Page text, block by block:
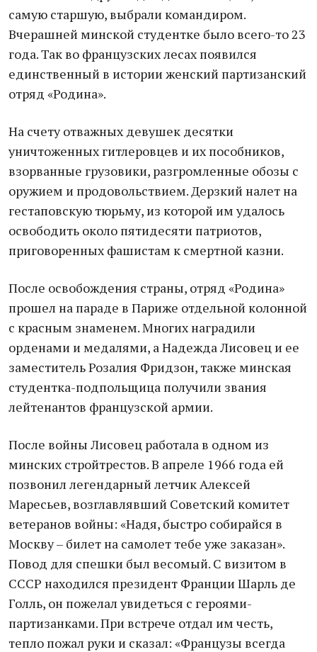
самую старшую, выбрали командиром.
Вчерашней минской студентке было всего-то 23
года. Так во французских лесах появился
единственный в истории женский партизанский
отряд «Родина».
На счету отважных девушек десятки
уничтоженных гитлеровцев и их пособников,
взорванные грузовики, разгромленные обозы с
оружием и продовольствием. Дерзкий налет на
гестаповскую тюрьму, из которой им удалось
освободить около пятидесяти патриотов,
приговоренных фашистам к смертной казни.
После освобождения страны, отряд «Родина»
прошел на параде в Париже отдельной колонной
с красным знаменем. Многих наградили
орденами и медалями, а Надежда Лисовец и ее
заместитель Розалия Фридзон, также минская
студентка-подпольщица получили звания
лейтенантов французской армии.
После войны Лисовец работала в одном из
минских стройтрестов. В апреле 1966 года ей
позвонил легендарный летчик Алексей
Маресьев, возглавлявший Советский комитет
ветеранов войны: «Надя, быстро собирайся в
Москву – билет на самолет тебе уже заказан».
Повод для спешки был весомый. С визитом в
СССР находился президент Франции Шарль де
Голль, он пожелал увидеться с героями-
партизанками. При встрече отдал им честь,
тепло пожал руки и сказал: «Французы всегда